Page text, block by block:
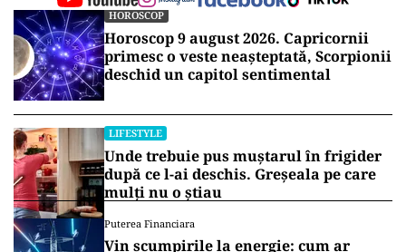
HOROSCOP
Horoscop 9 august 2026. Capricornii
primesc o veste neașteptată, Scorpionii
deschid un capitol sentimental
LIFESTYLE
Unde trebuie pus muștarul în frigider
după ce l-ai deschis. Greșeala pe care
mulți nu o știau
Puterea Financiara
Vin scumpirile la energie: cum ar